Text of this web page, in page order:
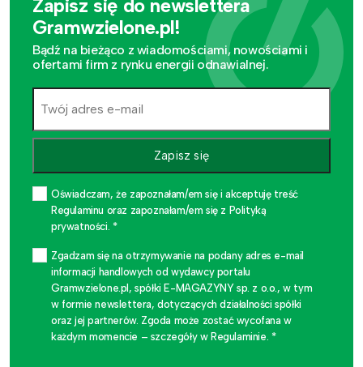
Zapisz się do newslettera
Gramwzielone.pl!
Bądź na bieżąco z wiadomościami, nowościami i
ofertami firm z rynku energii odnawialnej.
Zapisz się
Oświadczam, że zapoznałam/em się i akceptuję treść
Regulaminu oraz zapoznałam/em się z Polityką
prywatności. *
Zgadzam się na otrzymywanie na podany adres e-mail
informacji handlowych od wydawcy portalu
Gramwzielone.pl, spółki E-MAGAZYNY sp. z o.o., w tym
w formie newslettera, dotyczących działalności spółki
oraz jej partnerów. Zgoda może zostać wycofana w
każdym momencie – szczegóły w Regulaminie. *